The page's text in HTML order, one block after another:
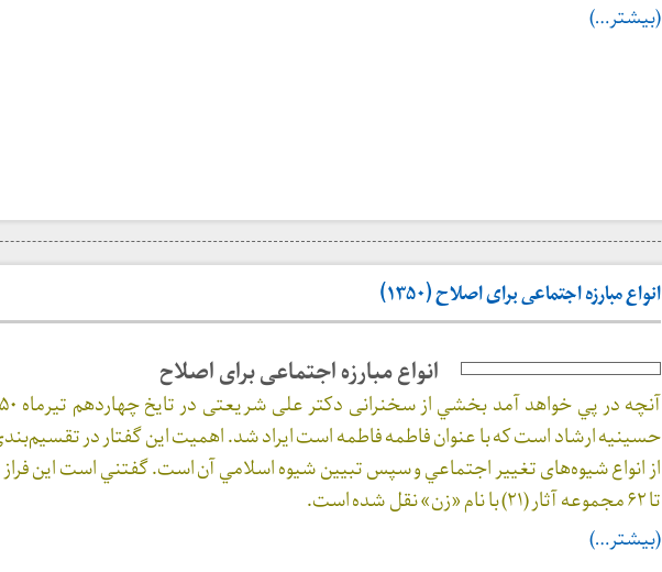
(بیشتر…)
انواع مبارزه اجتماعی برای اصلاح (۱۳۵۰)
انواع مبارزه اجتماعی برای اصلاح
حسينيه ارشاد است که با عنوان فاطمه فاطمه است ايراد شد. اهميت اين گفتار در
تا ۶۲ مجموعه آثار (۲۱) با نام «زن» نقل شده است.
(بیشتر…)